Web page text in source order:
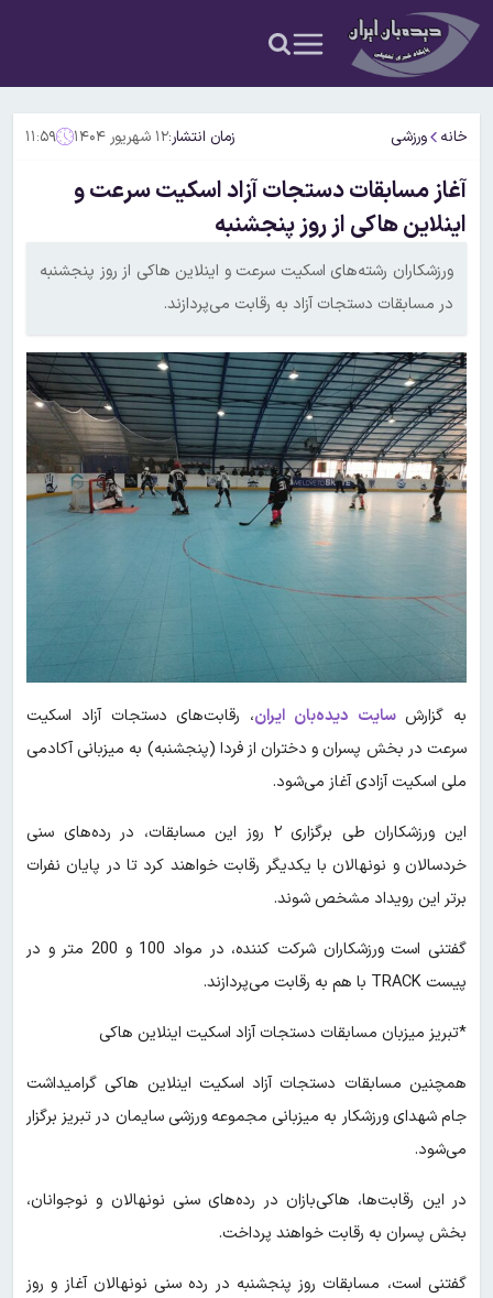
خانه ورزشی زمان انتشار:۱۲ شهریور ۱۴۰۴ ۱۱:۵۹
آغاز مسابقات دستجات آزاد اسکیت سرعت و
اینلاین هاکی از روز پنجشنبه
ورزشکاران رشته‌های اسکیت سرعت و اینلاین هاکی از روز پنجشنبه
در مسابقات دستجات آزاد به رقابت می‌پردازند.
به گزارشسایت دیده‌بان ایران، رقابت‌های دستجات آزاد اسکیت
سرعت در بخش پسران و دختران از فردا (پنجشنبه) به میزبانی آکادمی
ملی اسکیت آزادی آغاز می‌شود.
این ورزشکاران طی برگزاری ۲ روز این مسابقات، در رده‌های سنی
خردسالان و نونهالان با یکدیگر رقابت خواهند کرد تا در پایان نفرات
برتر این رویداد مشخص شوند.
گفتنی است ورزشکاران شرکت کننده، در مواد 100 و 200 متر و در
پیست TRACK با هم به رقابت می‌پردازند.
*تبریز میزبان مسابقات دستجات آزاد اسکیت اینلاین هاکی
همچنین مسابقات دستجات آزاد اسکیت اینلاین هاکی گرامیداشت
جام شهدای ورزشکار به میزبانی مجموعه ورزشی سایمان در تبریز برگزار
می‌شود.
در این رقابت‌ها، هاکی‌بازان در رده‌های سنی نونهالان و نوجوانان،
بخش پسران به رقابت خواهند پرداخت.
گفتنی است، مسابقات روز پنجشنبه در رده سنی نونهالان آغاز و روز